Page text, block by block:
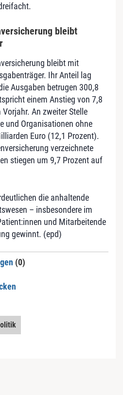
bleibt
bleibt mit
Ihr Anteil lag
Ausgaben betrugen 300,8
einem Anstieg von 7,8
An zweiter Stelle
und Organisationen ohne
Euro (12,1 Prozent).
verzeichnete
stiegen um 9,7 Prozent auf
die anhaltende
– insbesondere im
und Mitarbeitende
gewinnt. (epd)
(0)